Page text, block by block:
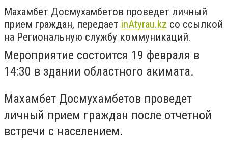
Махамбет Досмухамбетов проведет личный
прием граждан, передает inAtyrau.kz со ссылкой
на Региональную службу коммуникаций.
Мероприятие состоится 19 февраля в
14:30 в здании областного акимата.
Махамбет Досмухамбетов проведет
личный прием граждан после отчетной
встречи с населением.